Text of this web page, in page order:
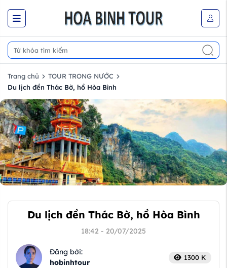
Trang chủ
TOUR TRONG NƯỚC
Du lịch đền Thác Bờ, hồ Hòa Bình
Du lịch đền Thác Bờ, hồ Hòa Bình
18:42 - 20/07/2025
Đăng bởi:
hobinhtour
1300 K